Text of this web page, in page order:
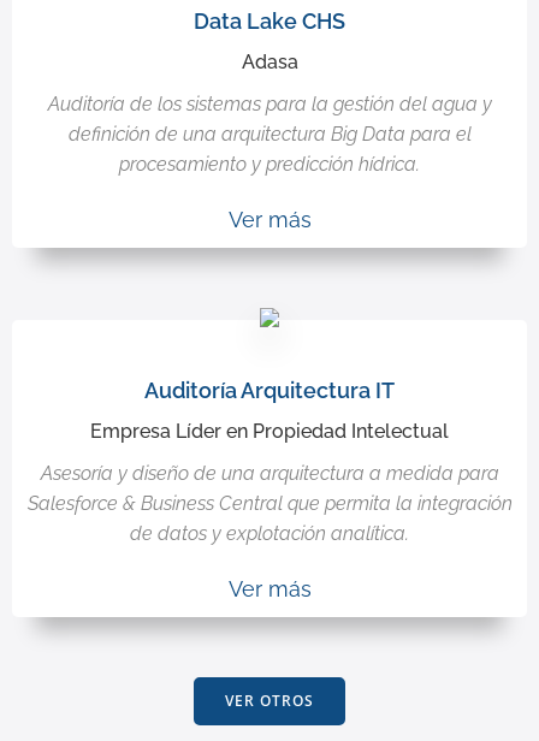
Data Lake CHS
Adasa
Auditoría de los sistemas para la gestión del agua y
definición de una arquitectura Big Data para el
procesamiento y predicción hídrica.
Ver más
Auditoría Arquitectura IT
Empresa Líder en Propiedad Intelectual
Asesoría y diseño de una arquitectura a medida para
Salesforce & Business Central que permita la integración
de datos y explotación analítica.
Ver más
VER OTROS